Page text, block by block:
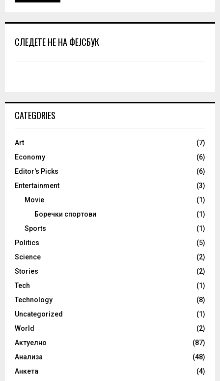
СЛЕДЕТЕ НЕ НА ФЕЈСБУК
CATEGORIES
Art
(7)
Economy
(6)
Editor's Picks
(6)
Entertainment
(3)
Movie
(1)
Боречки спортови
(1)
Sports
(1)
Politics
(5)
Science
(2)
Stories
(2)
Tech
(1)
Technology
(8)
Uncategorized
(1)
World
(2)
Актуелно
(87)
Анализа
(48)
Анкета
(4)